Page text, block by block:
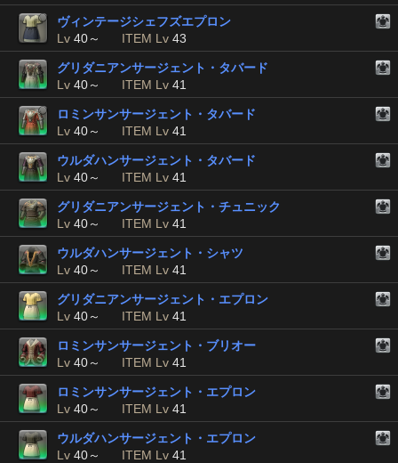
ヴィンテージシェフズエプロン
Lv 40～ ITEM Lv 43
グリダニアンサージェント・タバード
Lv 40～ ITEM Lv 41
ロミンサンサージェント・タバード
Lv 40～ ITEM Lv 41
ウルダハンサージェント・タバード
Lv 40～ ITEM Lv 41
グリダニアンサージェント・チュニック
Lv 40～ ITEM Lv 41
ウルダハンサージェント・シャツ
Lv 40～ ITEM Lv 41
グリダニアンサージェント・エプロン
Lv 40～ ITEM Lv 41
ロミンサンサージェント・ブリオー
Lv 40～ ITEM Lv 41
ロミンサンサージェント・エプロン
Lv 40～ ITEM Lv 41
ウルダハンサージェント・エプロン
Lv 40～ ITEM Lv 41